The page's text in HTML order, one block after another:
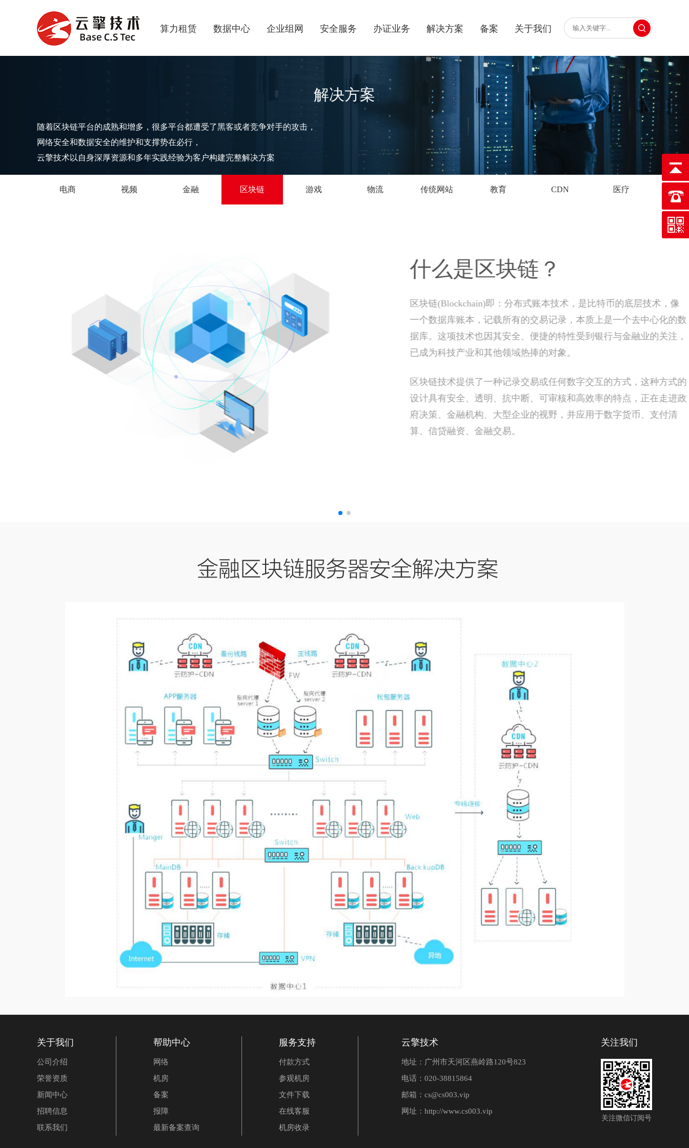
算力租赁 数据中心 企业组网 安全服务 办证业务 解决方案 备案 关于我们
解决方案
随着区块链平台的成熟和增多，很多平台都遭受了黑客或者竞争对手的攻击，
网络安全和数据安全的维护和支撑势在必行，
云擎技术以自身深厚资源和多年实践经验为客户构建完整解决方案
电商 视频 金融 区块链 游戏 物流 传统网站 教育 CDN 医疗
金融 物联网 公共服务领域 公益慈善
关于我们
公司介绍
荣誉资质
新闻中心
招聘信息
联系我们
帮助中心
网络
机房
备案
报障
最新备案查询
服务支持
付款方式
参观机房
文件下载
在线客服
机房收录
云擎技术
地址：广州市天河区燕岭路120号823
电话：020-38815864
邮箱：cs@cs003.vip
网址： http://www.cs003.vip
关注我们
关注微信订阅号